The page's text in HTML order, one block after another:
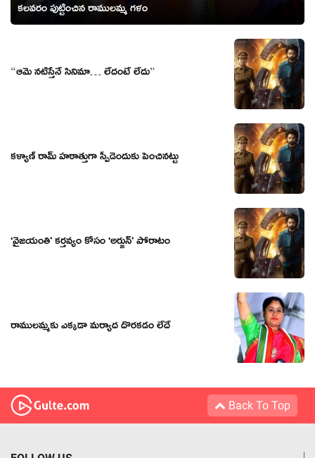
కలవరం పుట్టించిన రాములమ్మ గళం
“ఆమె నటిస్తేనే సినిమా… లేదంటే లేదు”
కళ్యాణ్ రామ్ హఠాత్తుగా స్పీడెందుకు పెంచినట్టు
‘వైజయంతి’ కర్తవ్యం కోసం ‘అర్జున్’ పోరాటం
రాములమ్మకు ఎక్కడా మర్యాద దొరకడం లేదే
Back To Top